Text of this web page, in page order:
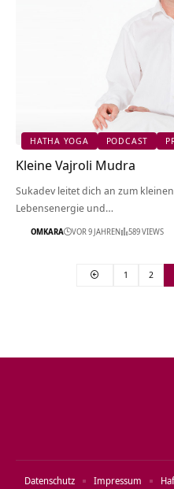
HATHA YOGA PODCAST
Kleine Vajroli Mudra
Sukadev leitet dich an zum
Lebensenergie und…
OMKARA VOR 9 JAHREN 589 VIEWS
1 2
Datenschutz Impressum